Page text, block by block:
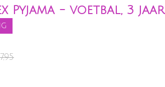
Pyjama - voetbal, 3 jaar